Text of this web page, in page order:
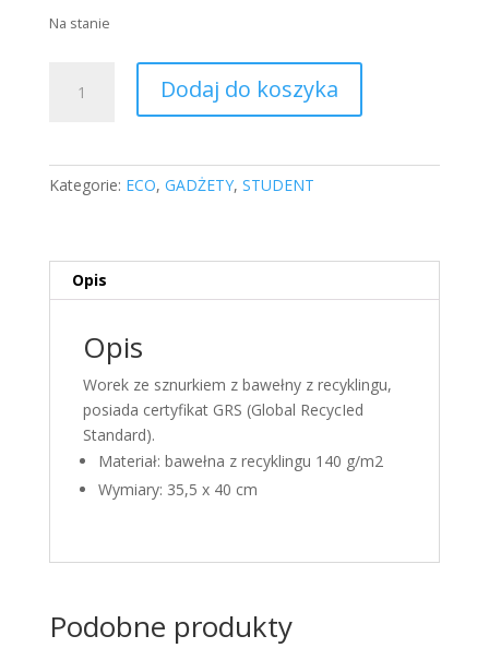
Na stanie
Plecak
sznurkami
Dodaj do koszyka
Kategorie: ECO, GADŻETY, STUDENT
Opis
Opis
Worek ze sznurkiem z bawełny z recyklingu,
posiada certyfikat GRS (Global RecycIed
Standard).
Materiał: bawełna z recyklingu 140 g/m2
Wymiary: 35,5 x 40 cm
Podobne produkty